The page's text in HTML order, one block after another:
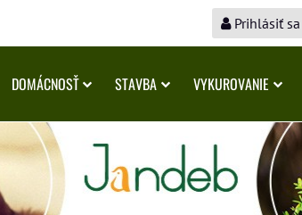
Prihlásiť sa
DOMÁCNOSŤ STAVBA VYKUROVANIE